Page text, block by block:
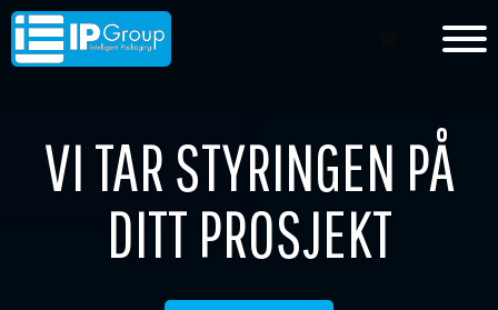
VI TAR STYRINGEN PÅ
DITT PROSJEKT